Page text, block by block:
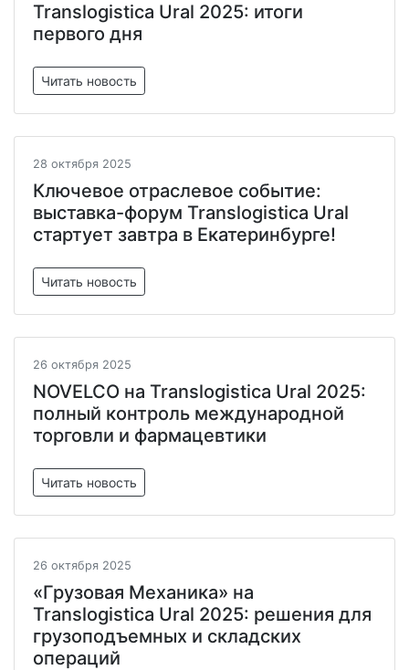
Translogistica Ural 2025: итоги
первого дня
Читать новость
28 октября 2025
Ключевое отраслевое событие:
выставка-форум Translogistica Ural
стартует завтра в Екатеринбурге!
Читать новость
26 октября 2025
NOVELCO на Translogistica Ural 2025:
полный контроль международной
торговли и фармацевтики
Читать новость
26 октября 2025
«Грузовая Механика» на
Translogistica Ural 2025: решения для
грузоподъемных и складских
операций